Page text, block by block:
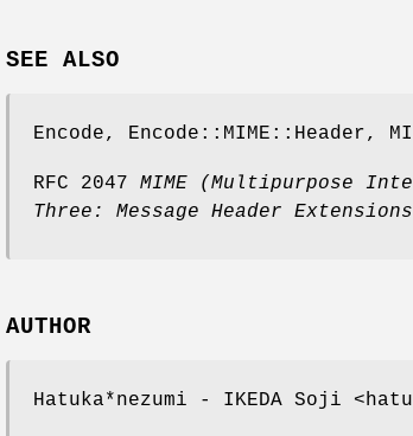
SEE ALSO
Encode, Encode::MIME::Header,
RFC 2047 MIME (Multipurpose
Three:
Message Header
AUTHOR
Hatuka*nezumi - IKEDA Soji